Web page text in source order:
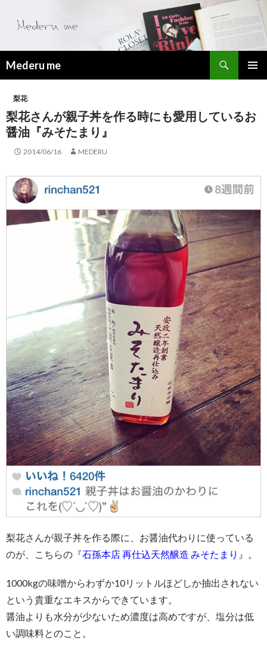
Mederu me
索
イ
ニ
ュ
ー
テ
ン
ツ
へ
ッ
プ
梨花
梨花さんが親子丼を作る時にも愛用しているお
醤油『みそたまり』
2014/06/16 MEDERU
梨花さんが親子丼を作る際に、お醤油代わりに使っている
のが、こちらの『石孫本店 再仕込天然醸造 みそたまり 』。
1000kgの味噌からわずか10リットルほどしか抽出されない
という貴重なエキスからできています。
醤油よりも水分が少ないため濃度は高めですが、塩分は低
い調味料とのこと。